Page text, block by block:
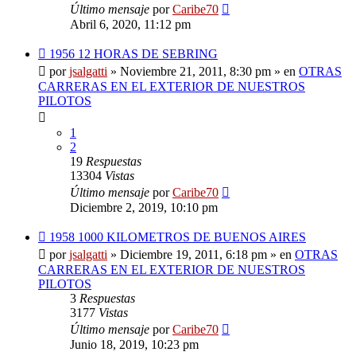
Último mensaje porCaribe70
Abril 6, 2020, 11:12 pm
Nuevo
mensaje
1956 12 HORAS DE SEBRING
porjsalgatti » Noviembre 21, 2011, 8:30 pm » en OTRAS
CARRERAS EN EL EXTERIOR DE NUESTROS
PILOTOS
1
2
19 Respuestas
13304 Vistas
Último mensaje porCaribe70
Diciembre 2, 2019, 10:10 pm
Nuevo
mensaje
1958 1000 KILOMETROS DE BUENOS AIRES
porjsalgatti » Diciembre 19, 2011, 6:18 pm » en OTRAS
CARRERAS EN EL EXTERIOR DE NUESTROS
PILOTOS
3 Respuestas
3177 Vistas
Último mensaje porCaribe70
Junio 18, 2019, 10:23 pm